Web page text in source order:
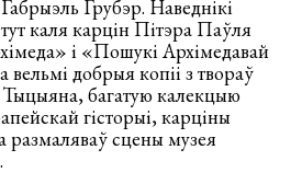
Грубэр. Наведнікі
каля карцін Пітэра Паўля
і «Пошукі Архімедавай
вельмі добрыя копіі з твораў
Тыцыяна, багатую калекцыю
гісторыі, карціны
размаляваў сцены музея